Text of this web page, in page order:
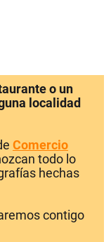
o un
localidad
Comercio
todo lo
hechas
contigo